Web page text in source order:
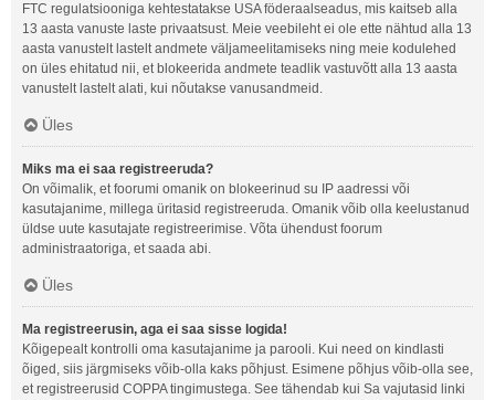
FTC regulatsiooniga kehtestatakse USA föderaalseadus, mis kaitseb alla
13 aasta vanuste laste privaatsust. Meie veebileht ei ole ette nähtud alla 13
aasta vanustelt lastelt andmete väljameelitamiseks ning meie kodulehed
on üles ehitatud nii, et blokeerida andmete teadlik vastuvõtt alla 13 aasta
vanustelt lastelt alati, kui nõutakse vanusandmeid.
Üles
Miks ma ei saa registreeruda?
On võimalik, et foorumi omanik on blokeerinud su IP aadressi või
kasutajanime, millega üritasid registreeruda. Omanik võib olla keelustanud
üldse uute kasutajate registreerimise. Võta ühendust foorum
administraatoriga, et saada abi.
Üles
Ma registreerusin, aga ei saa sisse logida!
Kõigepealt kontrolli oma kasutajanime ja parooli. Kui need on kindlasti
õiged, siis järgmiseks võib-olla kaks põhjust. Esimene põhjus võib-olla see,
et registreerusid COPPA tingimustega. See tähendab kui Sa vajutasid linki